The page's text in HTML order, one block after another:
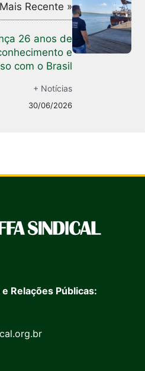
Mais Recente »
26 anos de
e
com o Brasil
+ Notícias
30/06/2026
Relações Públicas: